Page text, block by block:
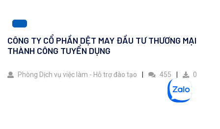
CÔNG TY CỔ PHẦN DỆT MAY ĐẦU TƯ THƯƠNG MẠI
THÀNH CÔNG TUYỂN DỤNG
Phòng Dịch vụ việc làm - Hỗ trợ đào tạo 455 0